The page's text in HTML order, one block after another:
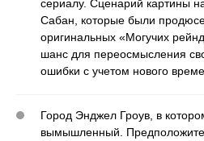
сериалу. Сценарий картины
Сабан, которые были
оригинальных «Могучих
шанс для переосмысления
ошибки с учетом нового
Город Энджел Гроув, в
вымышленный.